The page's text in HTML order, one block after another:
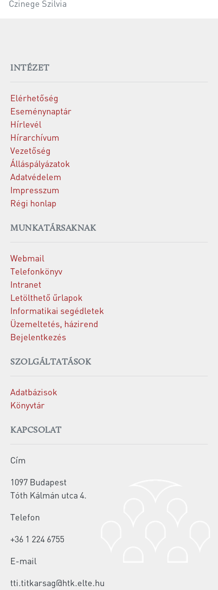
Czinege Szilvia
INTÉZET
Elérhetőség
Eseménynaptár
Hírlevél
Hírarchívum
Vezetőség
Álláspályázatok
Adatvédelem
Impresszum
Régi honlap
MUNKATÁRSAKNAK
Webmail
Telefonkönyv
Intranet
Letölthető űrlapok
Informatikai segédletek
Üzemeltetés, házirend
Bejelentkezés
SZOLGÁLTATÁSOK
Adatbázisok
Könyvtár
KAPCSOLAT
Cím
1097 Budapest
Tóth Kálmán utca 4.
Telefon
+36 1 224 6755
E-mail
tti.titkarsag@htk.elte.hu